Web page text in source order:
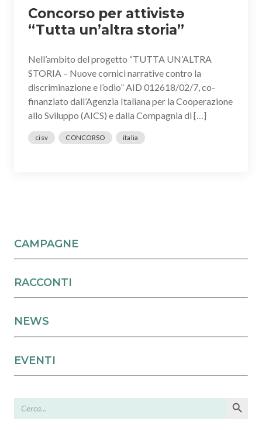
Concorso per attivistə
“Tutta un’altra storia”
Nell’ambito del progetto “TUTTA UN’ALTRA
STORIA – Nuove cornici narrative contro la
discriminazione e l’odio” AID 012618/02/7, co-
finanziato dall’Agenzia Italiana per la Cooperazione
allo Sviluppo (AICS) e dalla Compagnia di […]
cisv CONCORSO italia
CAMPAGNE
RACCONTI
NEWS
EVENTI
Search
for:
Search Button